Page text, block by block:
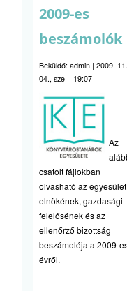
2009-es
beszámolók
Beküldő: admin | 2009. 11.
04., sze – 19:07
Az
csatolt fájlokban
olvasható az egyesület
elnökének, gazdasági
felelősének és az
ellenőrző bizottság
beszámolója a 2009-
évről.